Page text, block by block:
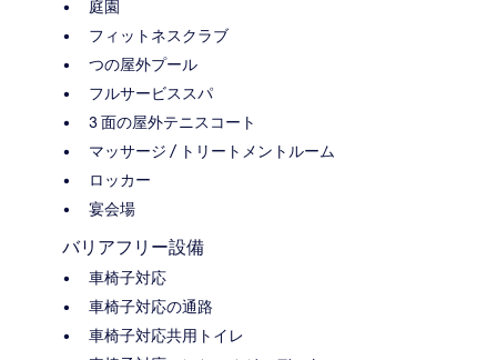
庭園
フィットネスクラブ
つの屋外プール
フルサービススパ
3 面の屋外テニスコート
マッサージ / トリートメントルーム
ロッカー
宴会場
バリアフリー設備
車椅子対応
車椅子対応の通路
車椅子対応共用トイレ